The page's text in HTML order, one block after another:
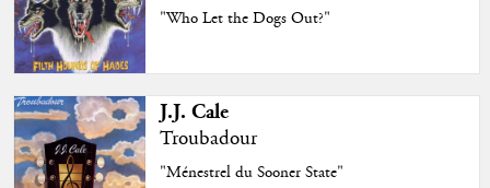
"Who Let the Dogs Out?"
J.J. Cale
Troubadour
"Ménestrel du Sooner State"